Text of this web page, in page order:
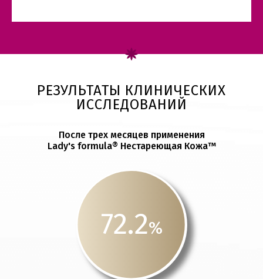
РЕЗУЛЬТАТЫ КЛИНИЧЕСКИХ
ИССЛЕДОВАНИЙ
После трех месяцев применения
Lady's formula® Нестареющая Кожа™
72.2%